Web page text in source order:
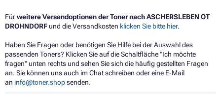
Fürweitere Versandoptionen der Toner nach ASCHERSLEBEN OT
DROHNDORF und die Versandkosten klicken Sie bitte hier.
Haben Sie Fragen oder benötigen Sie Hilfe bei der Auswahl des
passenden Toners? Klicken Sie auf die Schaltfläche "Ich möchte
fragen" unten rechts und sehen Sie sich die häufig gestellten Fragen
an. Sie können uns auch im Chat schreiben oder eine E-Mail
an info@toner.shopsenden.